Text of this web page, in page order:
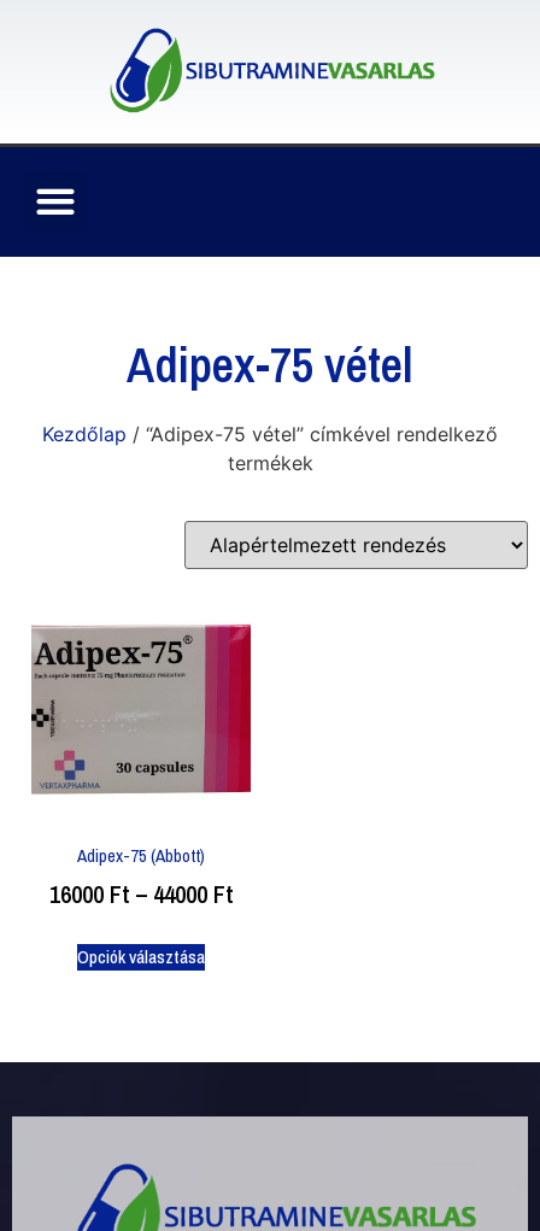
Adipex-75 vétel
Kezdőlap / “Adipex-75 vétel” címkével rendelkező
termékek
Adipex-75 (Abbott)
16000 Ft – 44000 Ft
Opciók választása